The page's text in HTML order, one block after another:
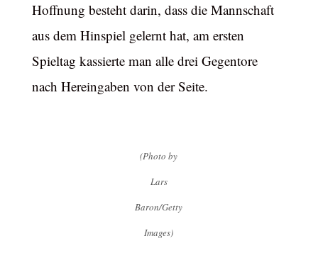
Hoffnung besteht darin, dass die Mannschaft
aus dem Hinspiel gelernt hat, am ersten
Spieltag kassierte man alle drei Gegentore
nach Hereingaben von der Seite.
(Photo by
Lars
Baron/Getty
Images)